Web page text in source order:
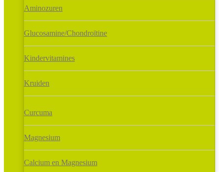
Aminozuren
Glucosamine/Chondroïtine
Kindervitamines
Kruiden
Curcuma
Magnesium
Calcium en Magnesium